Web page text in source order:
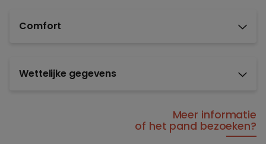
Comfort
Wettelijke gegevens
Meer informatie
of het pand bezoeken?